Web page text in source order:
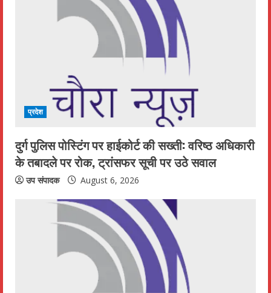
प्रदेश
दुर्ग पुलिस पोस्टिंग पर हाईकोर्ट की सख्ती: वरिष्ठ अधिकारी
के तबादले पर रोक, ट्रांसफर सूची पर उठे सवाल
उप संपादक August 6, 2026